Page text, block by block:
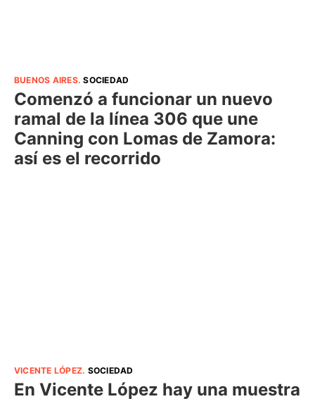
BUENOS AIRES.SOCIEDAD
Comenzó a funcionar un nuevo
ramal de la línea 306 que une
Canning con Lomas de Zamora:
así es el recorrido
VICENTE LÓPEZ. SOCIEDAD
En Vicente López hay una muestra